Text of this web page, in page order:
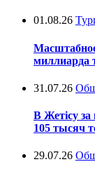
01.08.26
миллиарда
31.07.26
В Жетісу
105 тысяч
29.07.26